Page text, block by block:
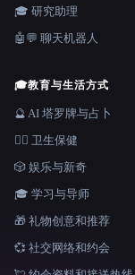
🎓 研究助理
🤖💬 聊天机器人
🎓教育与生活方式
🔮 AI 塔罗牌与占卜
👩‍⚕️ 卫生保健
🎲 娱乐与新奇
🎓 学习与导师
🎁 礼物创意和推荐
💞 社交网络和约会